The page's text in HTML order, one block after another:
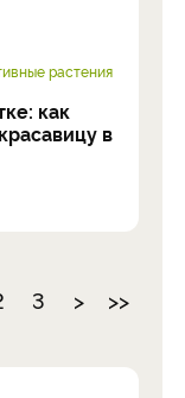
растения
как
в
3 > >>